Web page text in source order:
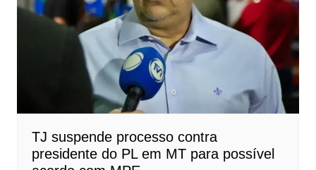
TJ suspende processo contra
presidente do PL em MT para possível